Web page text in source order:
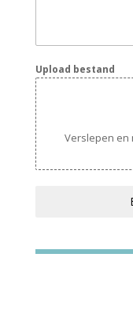
Upload bestand
Verslepen en